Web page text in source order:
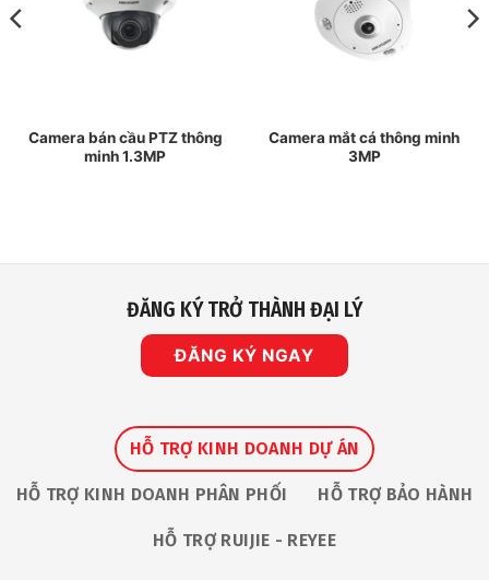
Camera bán cầu PTZ thông
minh 1.3MP
Camera mắt cá thông minh
3MP
ĐĂNG KÝ TRỞ THÀNH ĐẠI LÝ
ĐĂNG KÝ NGAY
HỖ TRỢ KINH DOANH DỰ ÁN
HỖ TRỢ KINH DOANH PHÂN PHỐI HỖ TRỢ BẢO HÀNH
HỖ TRỢ RUIJIE - REYEE